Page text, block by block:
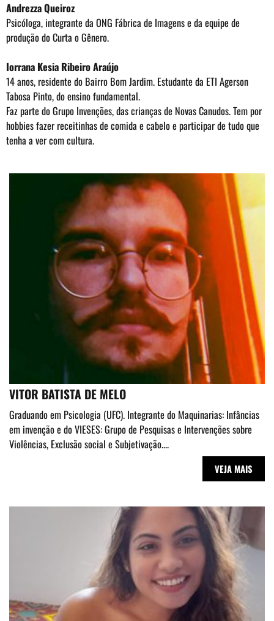
Andrezza Queiroz
Psicóloga, integrante da ONG Fábrica de Imagens e da equipe de
produção do Curta o Gênero.
Iorrana Kesia Ribeiro Araújo
14 anos, residente do Bairro Bom Jardim. Estudante da ETI Agerson
Tabosa Pinto, do ensino fundamental.
Faz parte do Grupo Invenções, das crianças de Novas Canudos. Tem por
hobbies fazer receitinhas de comida e cabelo e participar de tudo que
tenha a ver com cultura.
VITOR BATISTA DE MELO
Graduando em Psicologia (UFC). Integrante do Maquinarias: Infâncias
em invenção e do VIESES: Grupo de Pesquisas e Intervenções sobre
Violências, Exclusão social e Subjetivação....
VEJA MAIS